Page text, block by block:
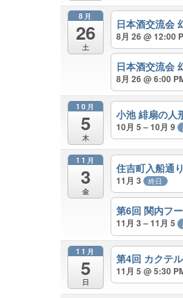
8月
26
土
日本酒交流会
8月 26 @ 12:00
日本酒交流会
8月 26 @ 6:00
10月
5
木
小池 緋扇の人
10月 5 – 10月 9
11月
3
金
住吉町入船通
11月 3 終日
第6回 関内フ
11月 3 – 11月 5
11月
5
日
第4回 カクテ
11月 5 @ 5:30